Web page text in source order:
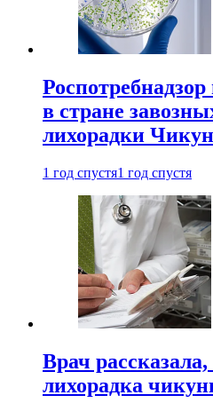
в стране
лихорадки
1 год спустя1 год спустя
Врач
лихорадка